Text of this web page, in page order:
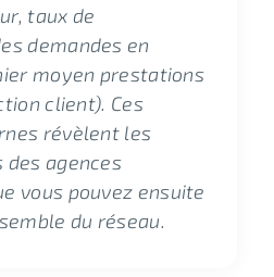
taux de
demandes en
moyen prestations
client). Ces
révèlent les
des agences
vous pouvez ensuite
du réseau.